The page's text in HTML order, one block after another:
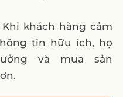
khách hàng cảm
tin hữu ích, họ
và mua sản